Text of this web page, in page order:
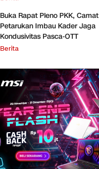
Buka Rapat Pleno PKK, Camat
Petarukan Imbau Kader Jaga
Kondusivitas Pasca-OTT
Berita